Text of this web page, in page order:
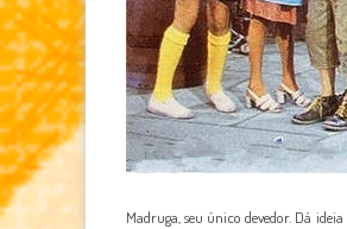
Madruga, seu único devedor. Dá